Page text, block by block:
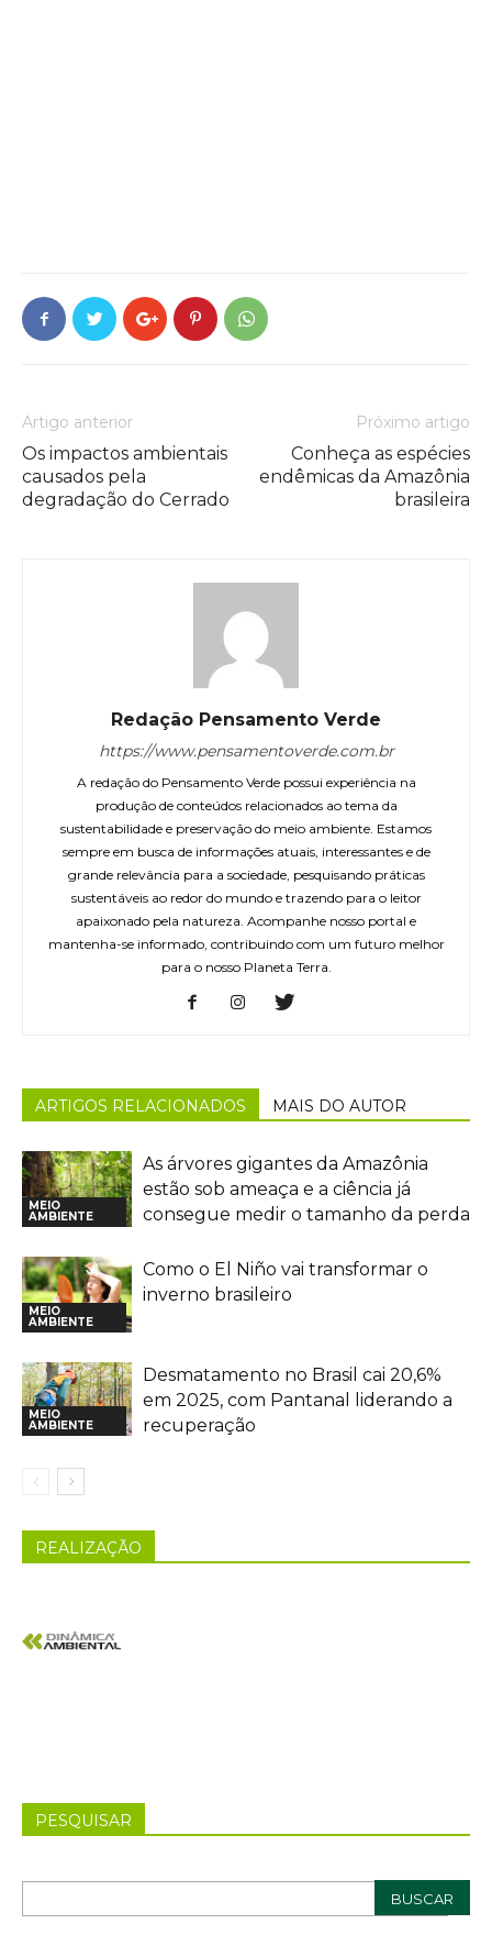
Artigo anterior
Os impactos ambientais
causados pela
degradação do Cerrado
Próximo artigo
Conheça as espécies
endêmicas da Amazônia
brasileira
Redação Pensamento Verde
https://www.pensamentoverde.com.br
A redação do Pensamento Verde possui experiência na
produção de conteúdos relacionados ao tema da
sustentabilidade e preservação do meio ambiente. Estamos
sempre em busca de informações atuais, interessantes e de
grande relevância para a sociedade, pesquisando práticas
sustentáveis ao redor do mundo e trazendo para o leitor
apaixonado pela natureza. Acompanhe nosso portal e
mantenha-se informado, contribuindo com um futuro melhor
para o nosso Planeta Terra.
ARTIGOS RELACIONADOS MAIS DO AUTOR
MEIO
AMBIENTE
As árvores gigantes da Amazônia
estão sob ameaça e a ciência já
consegue medir o tamanho da perda
MEIO
AMBIENTE
Como o El Niño vai transformar o
inverno brasileiro
MEIO
AMBIENTE
Desmatamento no Brasil cai 20,6%
em 2025, com Pantanal liderando a
recuperação
REALIZAÇÃO
PESQUISAR